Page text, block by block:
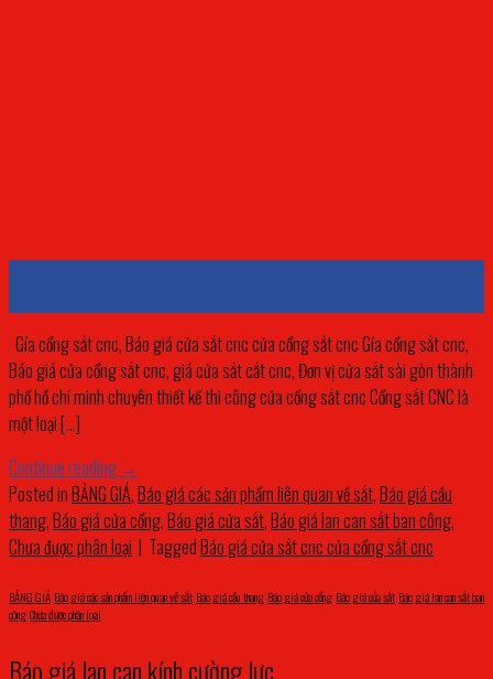
Gía cổng sắt cnc, Báo giá cửa sắt cnc cửa cổng sắt cnc Gía cổng sắt cnc,
Báo giá cửa cổng sắt cnc, giá cửa sắt cắt cnc, Đơn vị cửa sắt sài gòn thành
phố hồ chí minh chuyên thiết kế thi công cửa cổng sắt cnc Cổng sắt CNC là
một loại […]
Continue reading →
Posted inBẢNG GIÁ,Báo giá các sản phẩm liên quan về sắt,Báo giá cầu
thang,Báo giá cửa cổng,Báo giá cửa sắt,Báo giá lan can sắt ban công,
Chưa được phân loại | TaggedBáo giá cửa sắt cnc cửa cổng sắt cnc
BẢNG GIÁ Báo giá các sản phẩm liên quan về sắt Báo giá cầu thang Báo giá cửa cổng Báo giá cửa sắt Báo giá lan can sắt ban
côngChưa được phân loại
Báo giá lan can kính cường lực